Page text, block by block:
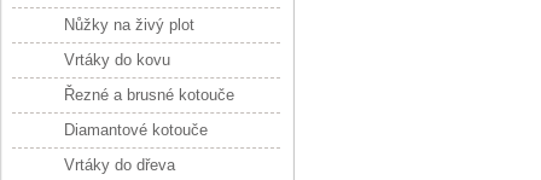
Nůžky na živý plot
Vrtáky do kovu
Řezné a brusné kotouče
Diamantové kotouče
Vrtáky do dřeva